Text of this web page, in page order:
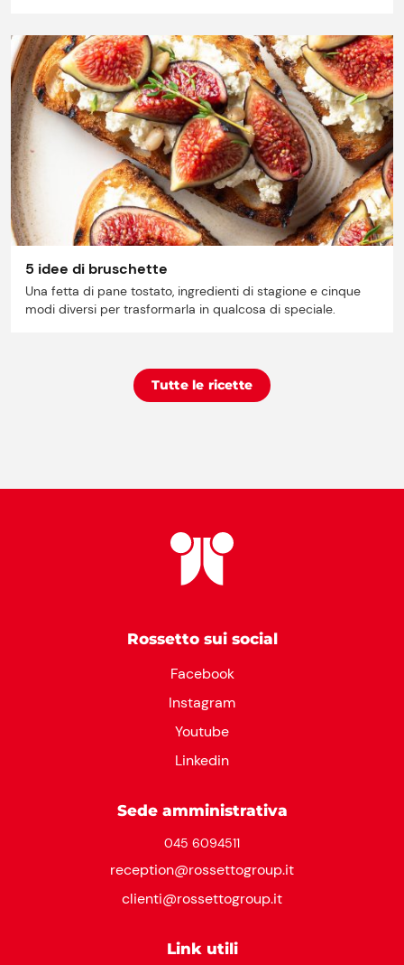
5 idee di bruschette
Una fetta di pane tostato, ingredienti di stagione e cinque
modi diversi per trasformarla in qualcosa di speciale.
Tutte le ricette
Rossetto sui social
Facebook
Instagram
Youtube
Linkedin
Sede amministrativa
045 6094511
reception@rossettogroup.it
clienti@rossettogroup.it
Link utili